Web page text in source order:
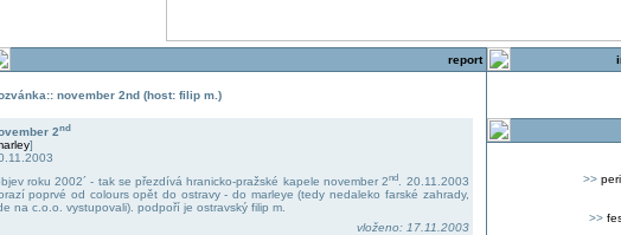
report
november 2nd (host: filip m.)
2nd
]
roku 2002´ - tak se přezdívá hranicko-pražské kapele november 2nd. 20.11.2003
poprvé od colours opět do ostravy - do marleye (tedy nedaleko farské zahrady,
na c.o.o. vystupovali). podpoří je ostravský filip m.
vloženo: 17.11.2003
>>
>>